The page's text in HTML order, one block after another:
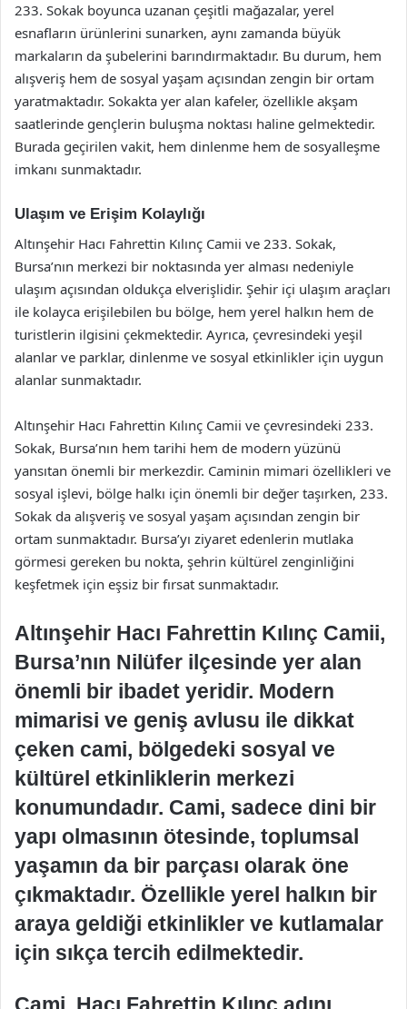
233. Sokak boyunca uzanan çeşitli mağazalar, yerel
esnafların ürünlerini sunarken, aynı zamanda büyük
markaların da şubelerini barındırmaktadır. Bu durum, hem
alışveriş hem de sosyal yaşam açısından zengin bir ortam
yaratmaktadır. Sokakta yer alan kafeler, özellikle akşam
saatlerinde gençlerin buluşma noktası haline gelmektedir.
Burada geçirilen vakit, hem dinlenme hem de sosyalleşme
imkanı sunmaktadır.
Ulaşım ve Erişim Kolaylığı
Altınşehir Hacı Fahrettin Kılınç Camii ve 233. Sokak,
Bursa’nın merkezi bir noktasında yer alması nedeniyle
ulaşım açısından oldukça elverişlidir. Şehir içi ulaşım araçları
ile kolayca erişilebilen bu bölge, hem yerel halkın hem de
turistlerin ilgisini çekmektedir. Ayrıca, çevresindeki yeşil
alanlar ve parklar, dinlenme ve sosyal etkinlikler için uygun
alanlar sunmaktadır.
Altınşehir Hacı Fahrettin Kılınç Camii ve çevresindeki 233.
Sokak, Bursa’nın hem tarihi hem de modern yüzünü
yansıtan önemli bir merkezdir. Caminin mimari özellikleri ve
sosyal işlevi, bölge halkı için önemli bir değer taşırken, 233.
Sokak da alışveriş ve sosyal yaşam açısından zengin bir
ortam sunmaktadır. Bursa’yı ziyaret edenlerin mutlaka
görmesi gereken bu nokta, şehrin kültürel zenginliğini
keşfetmek için eşsiz bir fırsat sunmaktadır.
Altınşehir Hacı Fahrettin Kılınç Camii,
Bursa’nın Nilüfer ilçesinde yer alan
önemli bir ibadet yeridir. Modern
mimarisi ve geniş avlusu ile dikkat
çeken cami, bölgedeki sosyal ve
kültürel etkinliklerin merkezi
konumundadır. Cami, sadece dini bir
yapı olmasının ötesinde, toplumsal
yaşamın da bir parçası olarak öne
çıkmaktadır. Özellikle yerel halkın bir
araya geldiği etkinlikler ve kutlamalar
için sıkça tercih edilmektedir.
Cami, Hacı Fahrettin Kılınç adını